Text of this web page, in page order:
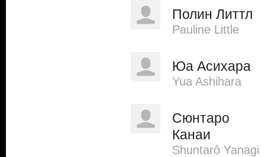
Полин Литтл
Pauline Little
Юа Асихара
Yua Ashihara
Сюнтаро
Канаи
Shuntarô Yanagi